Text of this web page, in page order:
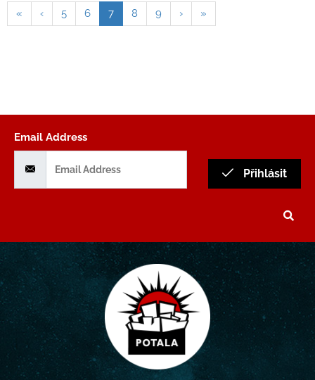
« ‹ 5 6 7 8 9 › »
Email Address
Přihlásit